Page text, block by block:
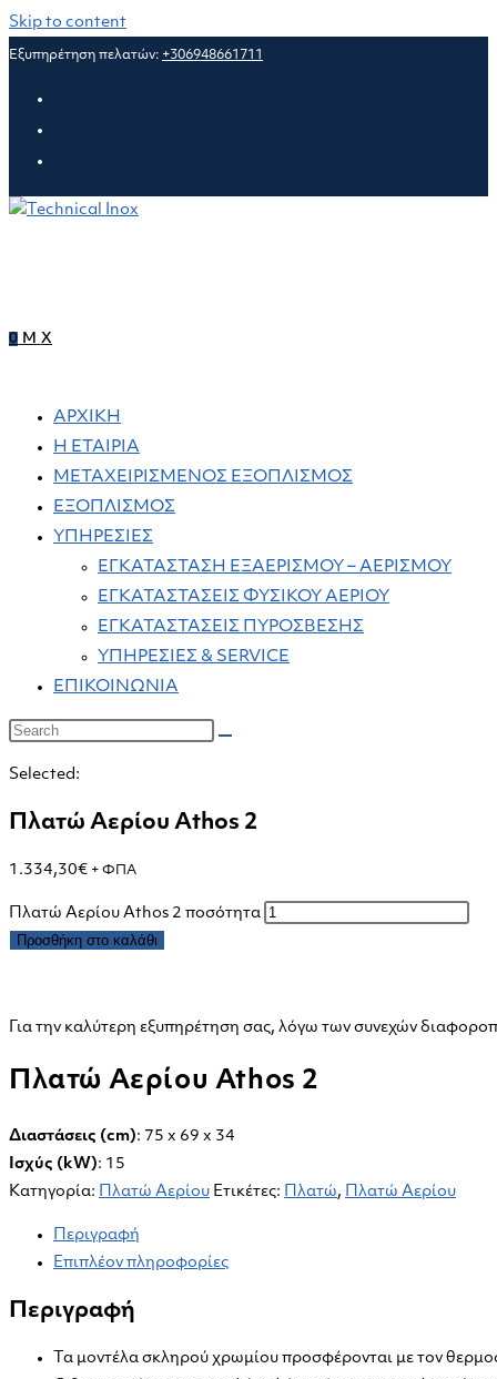
Skip to content
Εξυπηρέτηση πελατών: +306948661711
0 M X
ΑΡΧΙΚΗ
Η ΕΤΑΙΡΙΑ
ΜΕΤΑΧΕΙΡΙΣΜΕΝΟΣ ΕΞΟΠΛΙΣΜΟΣ
ΕΞΟΠΛΙΣΜΟΣ
ΥΠΗΡΕΣΙΕΣ
ΕΓΚΑΤΑΣΤΑΣΗ ΕΞΑΕΡΙΣΜΟΥ – ΑΕΡΙΣΜΟΥ
ΕΓΚΑΤΑΣΤΑΣΕΙΣ ΦΥΣΙΚΟΥ ΑΕΡΙΟΥ
ΕΓΚΑΤΑΣΤΑΣΕΙΣ ΠΥΡΟΣΒΕΣΗΣ
ΥΠΗΡΕΣΙΕΣ & SERVICE
ΕΠΙΚΟΙΝΩΝΙΑ
Selected:
Πλατώ Αερίου Athos 2
1.334,30€ + ΦΠΑ
Πλατώ Αερίου Athos 2 ποσότητα
Προσθήκη στο καλάθι
Για την καλύτερη εξυπηρέτηση σας, λόγω των συνεχών
Πλατώ Αερίου Athos 2
Διαστάσεις (cm): 75 x 69 x 34
Ισχύς (kW): 15
Κατηγορία: Πλατώ Αερίου Ετικέτες: Πλατώ, Πλατώ Αερίου
Περιγραφή
Επιπλέον πληροφορίες
Περιγραφή
Τα μοντέλα σκληρού χρωμίου προσφέρονται με τον